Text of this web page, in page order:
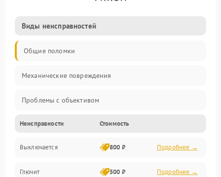
Виды неисправностей
Общие поломки
Механические повреждения
Проблемы с объективом
Электронные ошибки
Механические проблемы
Матрица и оптика
Неисправности Стоимость
Выключается 800 ₽ Подробнее →
Глючит 500 ₽ Подробнее →